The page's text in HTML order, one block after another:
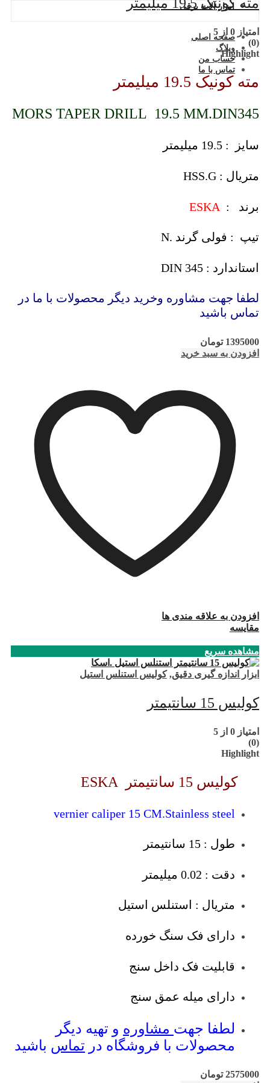
ابزار آلات برقی
صفحه اصلی
وبلاگ
حساب من
تماس با ما
مته کونیک 19.5 میلیمتر
امتیاز 0 از 5
(0)
Highlight
مته کونیک 19.5 میلیمتر
MORS TAPER DRILL 19.5 MM.DIN345
سایز : 19.5 میلیمتر
متریال : HSS.G
برند : ESKA
تیپ : فولی گرند .N
استاندارد : DIN 345
لطفا جهت مشاوره وخرید دیگر محصولات با ما در
تماس باشید
1395000 تومان
افزودن به سبد خرید
افزودن به علاقه مندی ها
مقایسه
مشاهده سریع
ابزار اندازه گیری دقیق,کولیس استنلس استیل
کولیس 15 سانتیمتر
امتیاز 0 از 5
(0)
Highlight
کولیس 15 سانتیمتر ESKA
vernier caliper 15 CM.Stainless steel
طول : 15 سانتیمتر
دقت : 0.02 میلیمتر
متریال : استنلس استیل
دارای فک سنگ خورده
قابلیت فک داخل سنج
دارای میله عمق سنج
لطفا جهت مشاوره و تهیه دیگر
محصولات با فروشگاه در تماس باشید
2575000 تومان